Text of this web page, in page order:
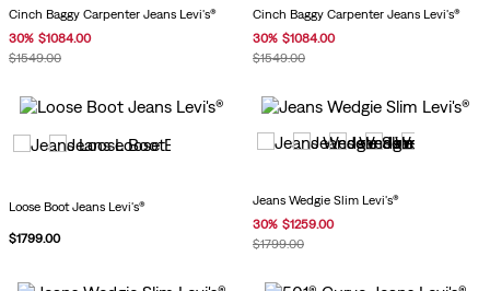
Cinch Baggy Carpenter Jeans Levi's®
30% $1084.00
$1549.00
Cinch Baggy Carpenter Jeans Levi's®
30% $1084.00
$1549.00
Loose Boot Jeans Levi's®
$1799.00
Jeans Wedgie Slim Levi's®
30% $1259.00
$1799.00